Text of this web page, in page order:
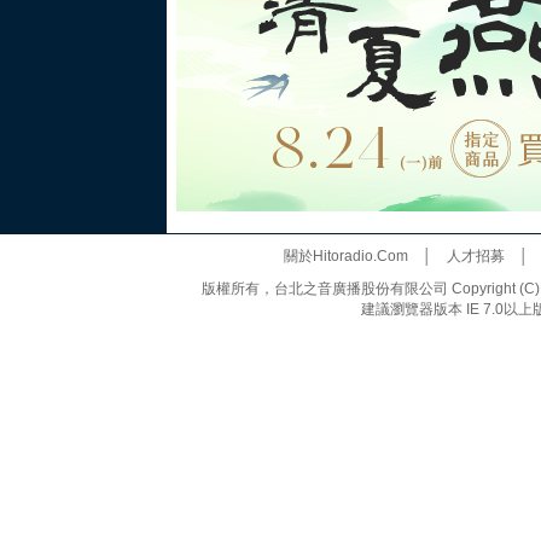
關於Hitoradio.Com│ 人才招募
版權所有，台北之音廣播股份有限公司 Copyright
建議瀏覽器版本 IE 7.0以上